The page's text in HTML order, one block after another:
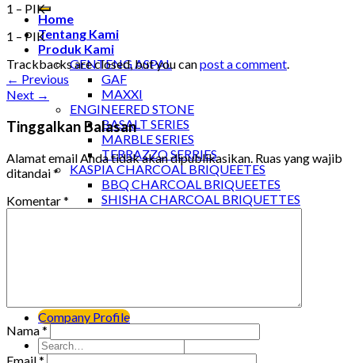
Home
Tentang Kami
Produk Kami
GENTENG ASPAL
GAF
MAXXI
ENGINEERED STONE
BASALT SERIES
MARBLE SERIES
TERRAZZO SERRIES
KASPIA CHARCOAL BRIQUEETES
BBQ CHARCOAL BRIQUEETES
SHISHA CHARCOAL BRIQUETTES
Company Profile
1 – PIK
1 – PIK
Trackbacks are closed, but you canpost a comment.
← Previous
Next →
Tinggalkan Balasan
Alamat email Anda tidak akan dipublikasikan. Ruas yang wajib
ditandai*
Komentar*
Nama*
Email*